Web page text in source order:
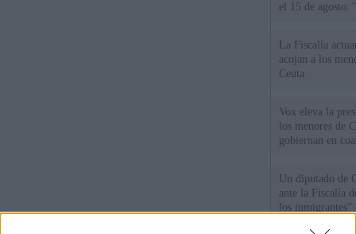
el 15 de agosto:
La Fiscalía
acojan a los
Ceuta
Vox eleva la
los menores de
gobiernan en
Un diputado de
ante la Fiscalía
los inmigrantes”